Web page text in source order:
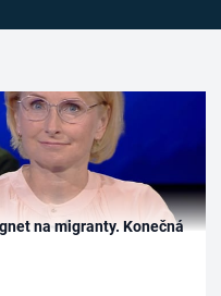
na migranty. Konečná